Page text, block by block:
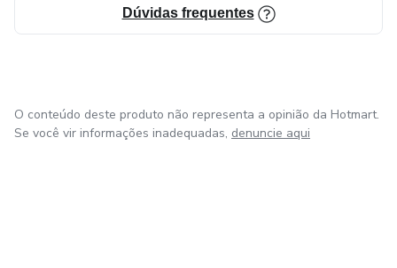
Dúvidas frequentes
O conteúdo deste produto não representa a opinião da Hotmart.
Se você vir informações inadequadas, denuncie aqui